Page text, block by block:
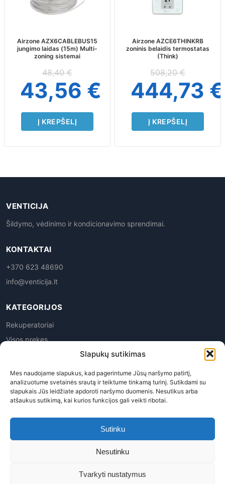
Slapukų sutikimas
Mes naudojame slapukus, kad pagerintume Jūsų naršymo patirtį,
analizuotume svetainės srautą ir teiktume tinkamą turinį. Sutikdami su
slapukais Jūs leidžiate apdoroti naršymo duomenis. Nesutikus arba
atšaukus sutikimą, kai kurios funkcijos gali veikti ribotai.
Sutinku
Nesutinku
Tvarkyti nustatymus
Airzone AZX6CABLEBUS15
jungimo laidas (15m) Multi-
zoning sistemai
48,40€
43,56 €
Į KREPŠELĮ
Airzone AZCE6THINKRB
zoninis belaidis termostatas
(Think)
508,20€
444,73 €
Į KREPŠELĮ
VENTICIJA
Šildymo, vėdinimo ir kondicionavimo sprendimai.
KONTAKTAI
+370 623 48690
info@venticija.lt
KATEGORIJOS
Rekuperatoriai
Visos prekes
Privatumo politika | Prekių grąžinimas | Pirkimo
Pristatymas
© 2026 Venticija™ - Visos teisės saugomos. Kopijuoti, platinti